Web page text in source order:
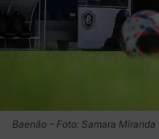
Baenão – Foto: Samara Miranda